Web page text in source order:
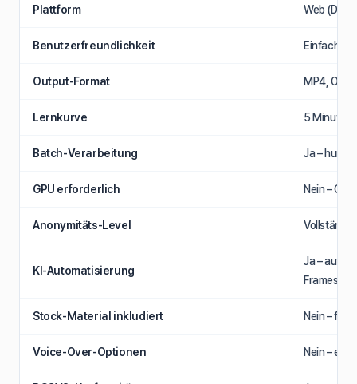
Plattform Web
Benutzerfreundlichkeit Einfach –
Output-Format MP4,
Lernkurve 5 Minuten
Batch-Verarbeitung Ja –
GPU erforderlich Nein –
Anonymitäts-Level
KI-Automatisierung
Ja –
Frames
Stock-Material inkludiert Nein –
Voice-Over-Optionen Nein –